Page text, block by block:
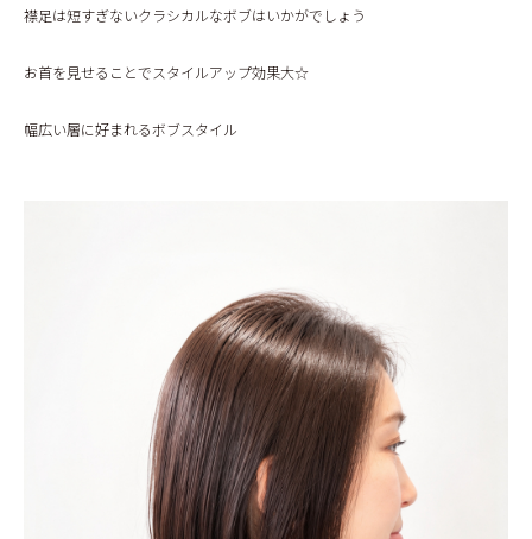
GALLERY
RECRUIT
襟足は短すぎないクラシカルなボブはいかがでしょう
お首を見せることでスタイルアップ効果大☆
幅広い層に好まれるボブスタイル